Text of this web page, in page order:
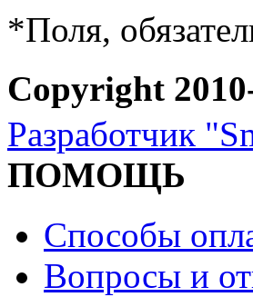
*Поля,
Copyright
Разработчик
ПОМОЩЬ
Способы
Вопросы и